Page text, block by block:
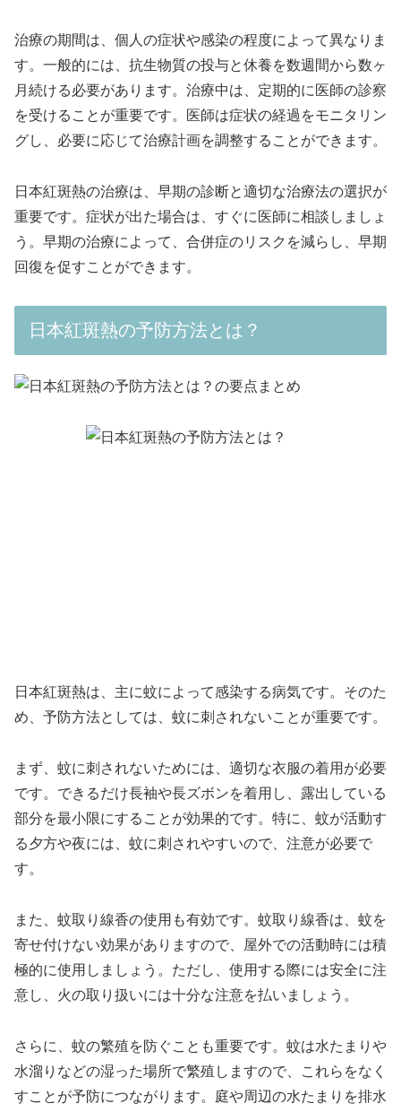
治療の期間は、個人の症状や感染の程度によって異なりま
す。一般的には、抗生物質の投与と休養を数週間から数ヶ
月続ける必要があります。治療中は、定期的に医師の診察
を受けることが重要です。医師は症状の経過をモニタリン
グし、必要に応じて治療計画を調整することができます。
日本紅斑熱の治療は、早期の診断と適切な治療法の選択が
重要です。症状が出た場合は、すぐに医師に相談しましょ
う。早期の治療によって、合併症のリスクを減らし、早期
回復を促すことができます。
日本紅斑熱の予防方法とは？
日本紅斑熱は、主に蚊によって感染する病気です。そのた
め、予防方法としては、蚊に刺されないことが重要です。
まず、蚊に刺されないためには、適切な衣服の着用が必要
です。できるだけ長袖や長ズボンを着用し、露出している
部分を最小限にすることが効果的です。特に、蚊が活動す
る夕方や夜には、蚊に刺されやすいので、注意が必要で
す。
また、蚊取り線香の使用も有効です。蚊取り線香は、蚊を
寄せ付けない効果がありますので、屋外での活動時には積
極的に使用しましょう。ただし、使用する際には安全に注
意し、火の取り扱いには十分な注意を払いましょう。
さらに、蚊の繁殖を防ぐことも重要です。蚊は水たまりや
水溜りなどの湿った場所で繁殖しますので、これらをなく
すことが予防につながります。庭や周辺の水たまりを排水